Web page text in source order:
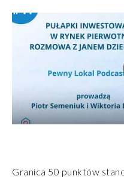
Granica 50 punktów